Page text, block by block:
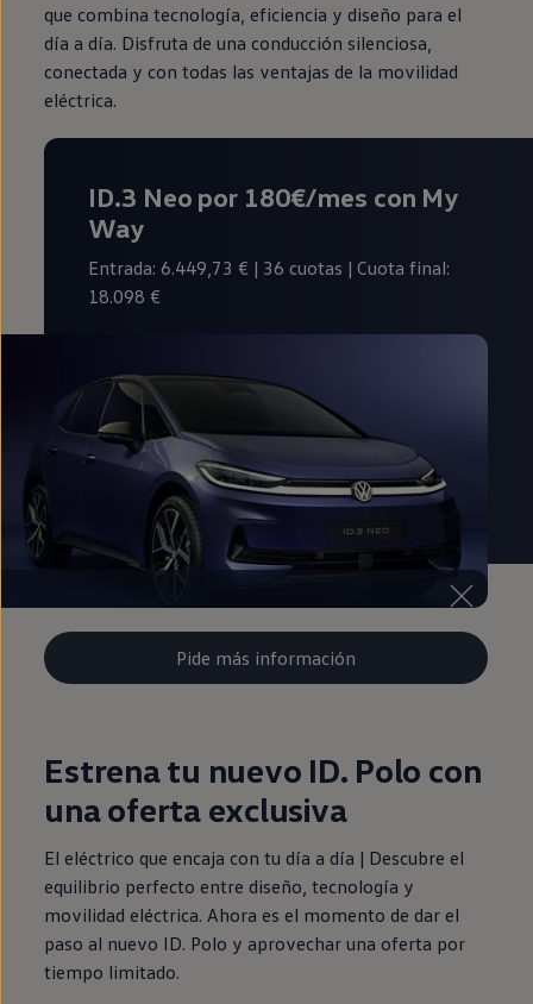
que combina tecnología, eficiencia y diseño para el
día a día. Disfruta de una conducción silenciosa,
conectada y con todas las ventajas de la movilidad
eléctrica.
Pide más información
ID.3 Neo por 180€/mes con My
Way
Entrada: 6.449,73 € | 36 cuotas | Cuota final:
18.098 €
Estrena tu nuevo ID. Polo con
una oferta exclusiva
El eléctrico que encaja con tu día a día | Descubre el
equilibrio perfecto entre diseño, tecnología y
movilidad eléctrica. Ahora es el momento de dar el
paso al nuevo ID. Polo y aprovechar una oferta por
tiempo limitado.